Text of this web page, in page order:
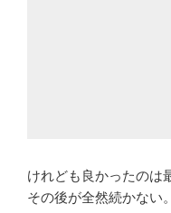
けれども良かったのは
その後が全然続かない。